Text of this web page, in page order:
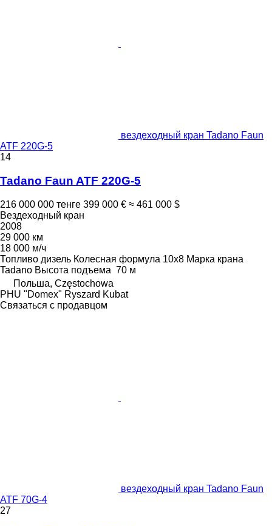
вездеходный кран Tadano Faun
ATF 220G-5
14
Tadano Faun ATF 220G-5
216 000 000 тенге 399 000 € ≈ 461 000 $
Вездеходный кран
2008
29 000 км
18 000 м/ч
Топливо дизель Колесная формула 10x8 Марка крана
Tadano Высота подъема 70 м
Польша, Częstochowa
PHU "Domex" Ryszard Kubat
Связаться с продавцом
вездеходный кран Tadano Faun
ATF 70G-4
27